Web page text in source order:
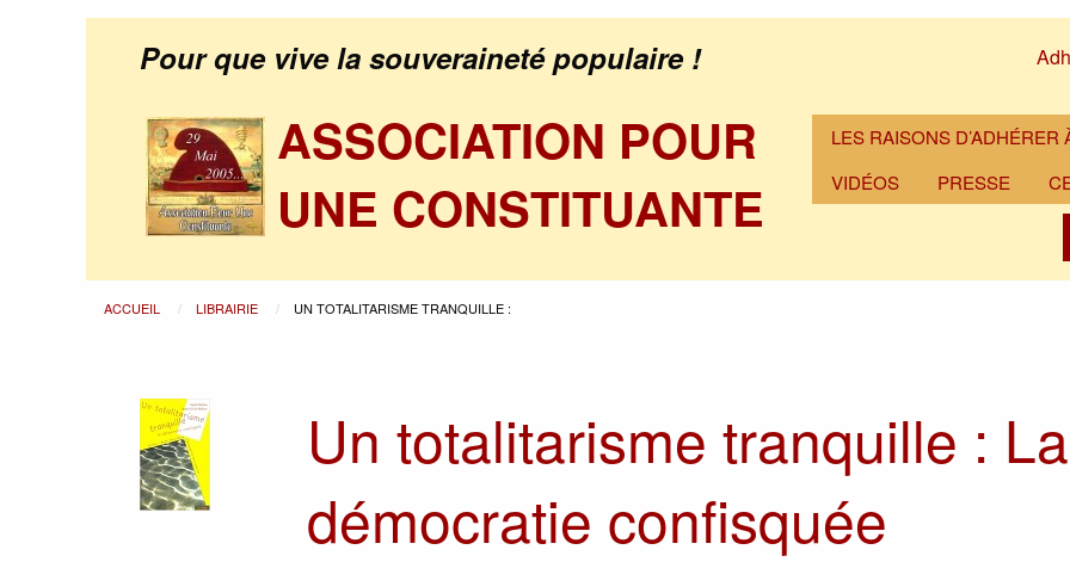
Pour que vive la souveraineté populaire !
ASSOCIATION POUR
UNE CONSTITUANTE
LES RAISONS D’ADHÉRER
VIDÉOS
PRESSE
ACCUEIL LIBRAIRIE UN TOTALITARISME TRANQUILLE :
Un totalitarisme tranquille : La
démocratie confisquée